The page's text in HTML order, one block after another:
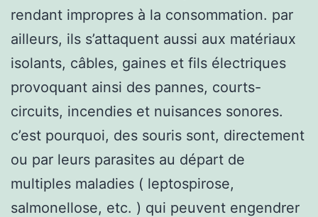
rendant impropres à la consommation. par
ailleurs, ils s’attaquent aussi aux matériaux
isolants, câbles, gaines et fils électriques
provoquant ainsi des pannes, courts-
circuits, incendies et nuisances sonores.
c’est pourquoi, des souris sont, directement
ou par leurs parasites au départ de
multiples maladies ( leptospirose,
salmonellose, etc. ) qui peuvent engendrer